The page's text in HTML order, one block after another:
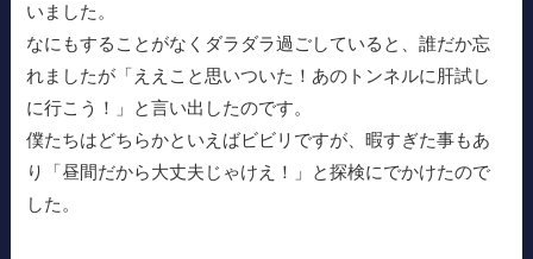
いました。
なにもすることがなくダラダラ過ごしていると、誰だか忘
れましたが「ええこと思いついた！あのトンネルに肝試し
に行こう！」と言い出したのです。
僕たちはどちらかといえばビビリですが、暇すぎた事もあ
り「昼間だから大丈夫じゃけえ！」と探検にでかけたので
した。